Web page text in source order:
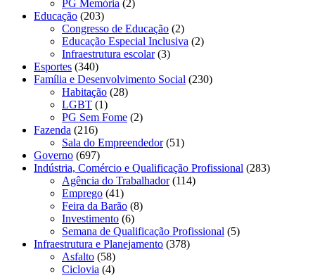
PG Memória (2)
Educação (203)
Congresso de Educação (2)
Educação Especial Inclusiva (2)
Infraestrutura escolar(3)
Esportes (340)
Família e Desenvolvimento Social (230)
Habitação (28)
LGBT (1)
PG Sem Fome (2)
Fazenda (216)
Sala do Empreendedor(51)
Governo (697)
Indústria, Comércio e Qualificação Profissional (283)
Agência do Trabalhador(114)
Emprego (41)
Feira da Barão (8)
Investimento (6)
Semana de Qualificação Profissional (5)
Infraestrutura e Planejamento (378)
Asfalto (58)
Ciclovia (4)